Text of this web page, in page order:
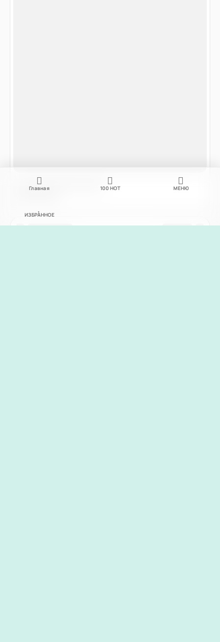
Главная 100 НОТ МЕНЮ
ИЗБРАННОЕ